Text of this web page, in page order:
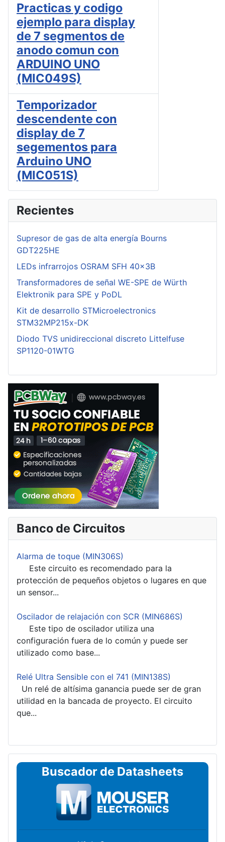
Practicas y codigo
ejemplo para display
de 7 segmentos de
anodo comun con
ARDUINO UNO
(MIC049S)
Temporizador
descendente con
display de 7
segementos para
Arduino UNO
(MIC051S)
Recientes
Supresor de gas de alta energía Bourns
GDT225HE
LEDs infrarrojos OSRAM SFH 40x3B
Transformadores de señal WE-SPE de Würth
Elektronik para SPE y PoDL
Kit de desarrollo STMicroelectronics
STM32MP215x-DK
Diodo TVS unidireccional discreto Littelfuse
SP1120-01WTG
Banco de Circuitos
Alarma de toque (MIN306S)
Este circuito es recomendado para la
protección de pequeños objetos o lugares en que
un sensor...
Oscilador de relajación con SCR (MIN686S)
Este tipo de oscilador utiliza una
configuración fuera de lo común y puede ser
utilizado como base...
Relé Ultra Sensible con el 741 (MIN138S)
Un relé de altísima ganancia puede ser de gran
utilidad en la bancada de proyecto. El circuito
que...
Buscador de Datasheets